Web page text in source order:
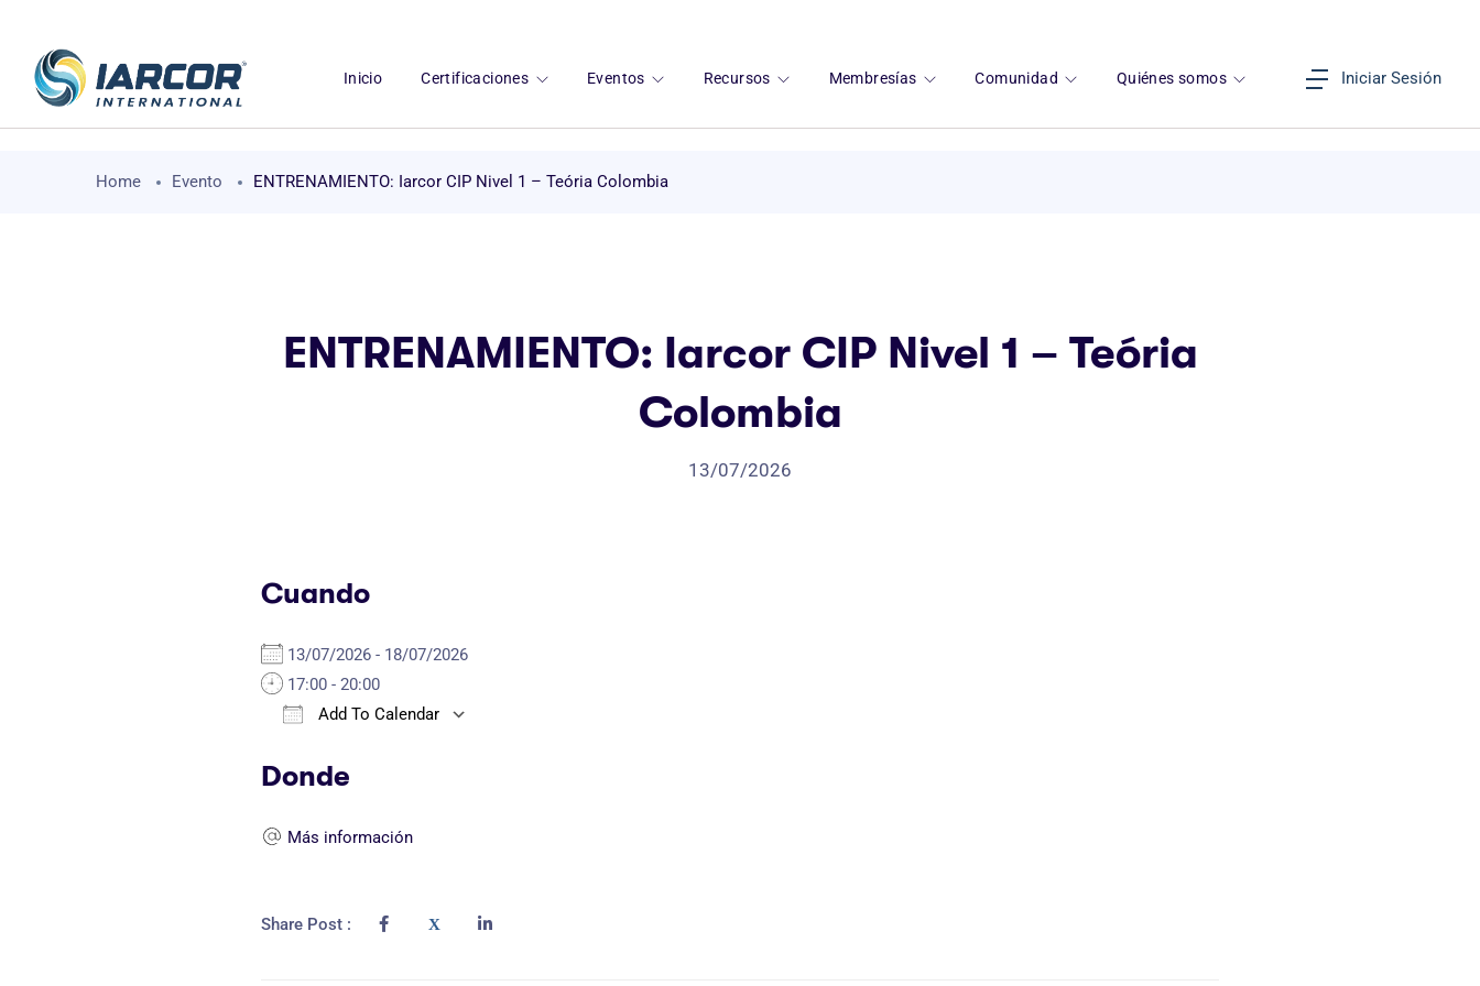
Inicio Certificaciones Eventos Recursos Membresías Comunidad Quiénes somos Iniciar Sesión
Home Evento ENTRENAMIENTO: Iarcor CIP Nivel 1 – Teória Colombia
ENTRENAMIENTO: Iarcor CIP Nivel 1 – Teória
Colombia
13/07/2026
Cuando
13/07/2026 - 18/07/2026
17:00 - 20:00
Add To Calendar
Donde
Más información
Share Post :